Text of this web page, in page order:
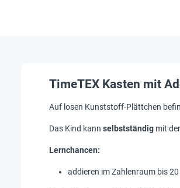
TimeTEX Kasten mit
Auf losen Kunststoff-Plättchen
Das Kind kann selbstständig mit
Lernchancen:
addieren im Zahlenraum bis 20